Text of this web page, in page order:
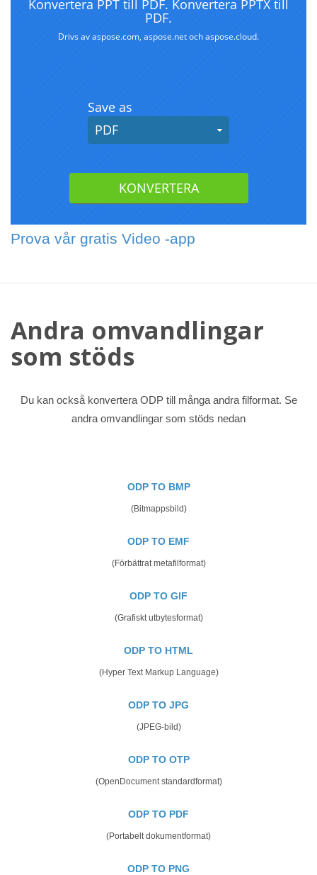
Prova vår gratis Video -app
Andra omvandlingar
som stöds
Du kan också konvertera ODP till många andra filformat. Se
andra omvandlingar som stöds nedan
ODP TO BMP
(Bitmappsbild)
ODP TO EMF
(Förbättrat metafilformat)
ODP TO GIF
(Grafiskt utbytesformat)
ODP TO HTML
(Hyper Text Markup Language)
ODP TO JPG
(JPEG-bild)
ODP TO OTP
(OpenDocument standardformat)
ODP TO PDF
(Portabelt dokumentformat)
ODP TO PNG